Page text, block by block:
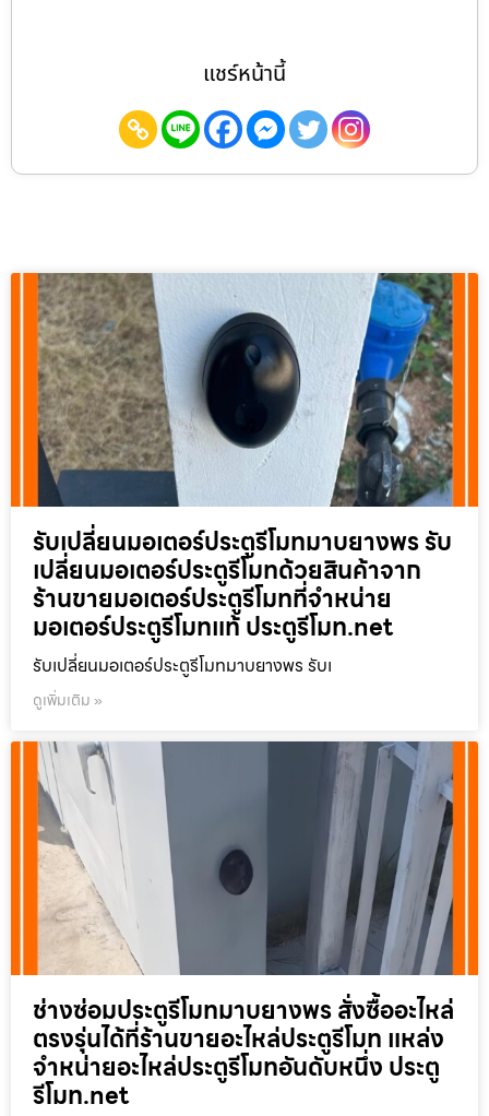
แชร์หน้านี้
รับเปลี่ยนมอเตอร์ประตูรีโมทมาบยางพร รับ
เปลี่ยนมอเตอร์ประตูรีโมทด้วยสินค้าจาก
ร้านขายมอเตอร์ประตูรีโมทที่จำหน่าย
มอเตอร์ประตูรีโมทแท้ ประตูรีโมท.net
รับเปลี่ยนมอเตอร์ประตูรีโมทมาบยางพร รับเ
ดูเพิ่มเติม »
ช่างซ่อมประตูรีโมทมาบยางพร สั่งซื้ออะไหล่
ตรงรุ่นได้ที่ร้านขายอะไหล่ประตูรีโมท แหล่ง
จำหน่ายอะไหล่ประตูรีโมทอันดับหนึ่ง ประตู
รีโมท.net